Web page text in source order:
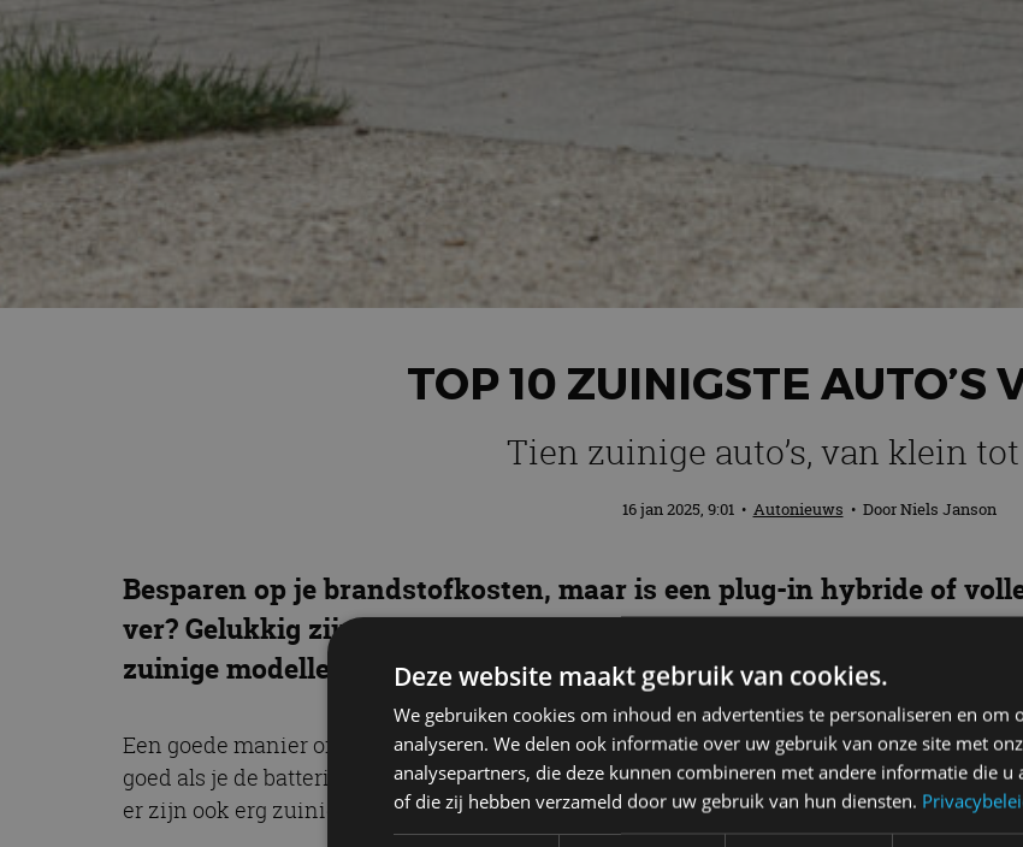
TOP 10 ZUINIGSTE AUTO’S
Tien zuinige auto’s, van klein
16 jan 2025, 9:01 • Autonieuws • DoorNiels Janson
Besparen op je brandstofkosten, maar is een plug-in hybride of
ver? Gelukkig zijn er ook genoeg benzine- en hybride auto’s met
zuinige modellen op een rij, van compacte hatchback tot grote
Een goede manier om brandstof te besparen zonder volledig elektrisch te rijden is de
goed als je de batterij regelmatig kunt opladen. Wat als je die mogelijkheid niet hebt?
er zijn ook erg zuinige auto’s met alleen een benzinemotor.
Deze website maakt gebruik van cookies.
We gebruiken cookies om inhoud en advertenties te personaliseren en om
analyseren. We delen ook informatie over uw gebruik van onze site met
analysepartners, die deze kunnen combineren met andere informatie die u
of die zij hebben verzameld door uw gebruik van hun diensten.